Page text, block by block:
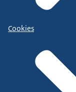
Cookies